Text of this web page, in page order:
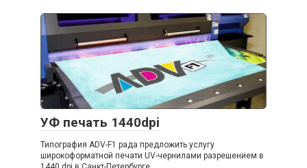
УФ печать 1440dpi
Типография ADV-F1 рада предложить услугу
широкоформатной печати UV-чернилами разрешением в